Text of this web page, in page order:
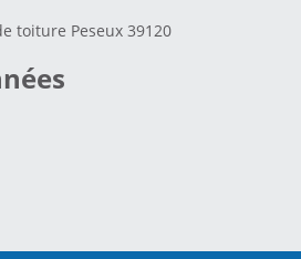
toiture Peseux 39120